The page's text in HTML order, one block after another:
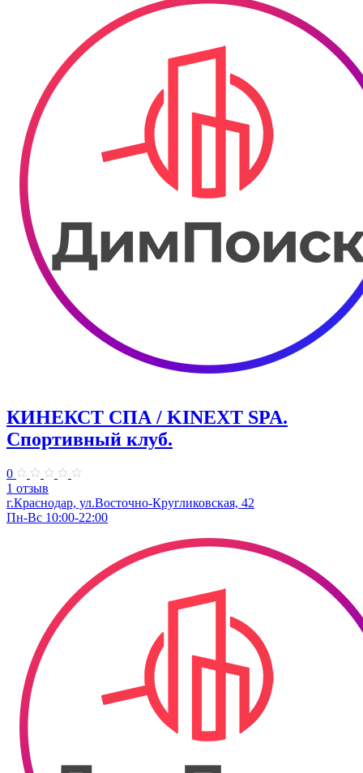
КИНЕКСТ СПА / KINEXT SPA.
Спортивный клуб.
0
1 отзыв
г.Краснодар, ул.Восточно-Кругликовская, 42
Пн-Вс 10:00-22:00